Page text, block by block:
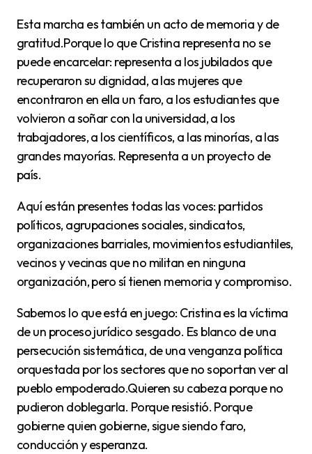
Esta marcha es también un acto de memoria y de
gratitud.Porque lo que Cristina representa no se
puede encarcelar: representa a los jubilados que
recuperaron su dignidad, a las mujeres que
encontraron en ella un faro, a los estudiantes que
volvieron a soñar con la universidad, a los
trabajadores, a los científicos, a las minorías, a las
grandes mayorías. Representa a un proyecto de
país.
Aquí están presentes todas las voces: partidos
políticos, agrupaciones sociales, sindicatos,
organizaciones barriales, movimientos estudiantiles,
vecinos y vecinas que no militan en ninguna
organización, pero sí tienen memoria y compromiso.
Sabemos lo que está en juego: Cristina es la víctima
de un proceso jurídico sesgado. Es blanco de una
persecución sistemática, de una venganza política
orquestada por los sectores que no soportan ver al
pueblo empoderado.Quieren su cabeza porque no
pudieron doblegarla. Porque resistió. Porque
gobierne quien gobierne, sigue siendo faro,
conducción y esperanza.